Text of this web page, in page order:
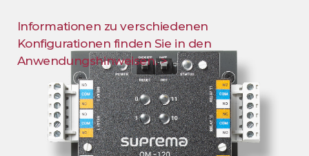
Informationen zu verschiedenen
Konfigurationen finden Sie in den
Anwendungshinweisen. >